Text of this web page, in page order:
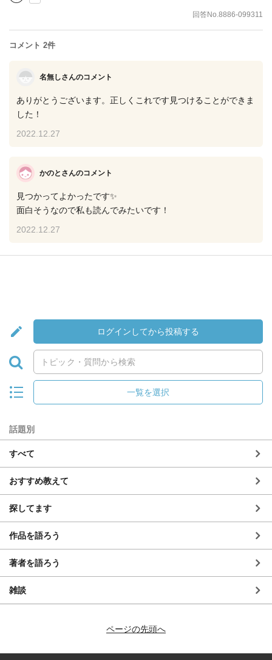
回答No.8886-099311
コメント 2件
名無しさんのコメント
ありがとうございます。正しくこれです見つけることができま
した！
2022.12.27
かのとさんのコメント
見つかってよかったです✨
面白そうなので私も読んでみたいです！
2022.12.27
ログインしてから投稿する
一覧を選択
話題別
すべて
おすすめ教えて
探してます
作品を語ろう
著者を語ろう
雑談
ページの先頭へ